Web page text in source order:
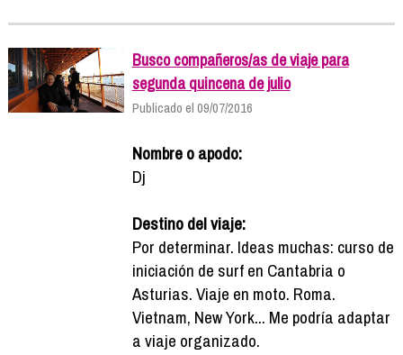
Busco compañeros/as de viaje para
segunda quincena de julio
Publicado el 09/07/2016
Nombre o apodo:
Dj
Destino del viaje:
Por determinar. Ideas muchas: curso de
iniciación de surf en Cantabria o
Asturias. Viaje en moto. Roma.
Vietnam, New York... Me podría adaptar
a viaje organizado.